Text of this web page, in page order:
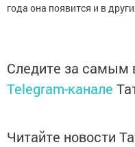
года она появится и в
Следите за
Telegram-канале
Читайте новости